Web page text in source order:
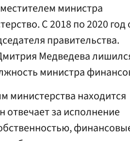
министра
С 2018 по 2020 год
правительства.
Медведева
министра
министерства находится
за исполнение